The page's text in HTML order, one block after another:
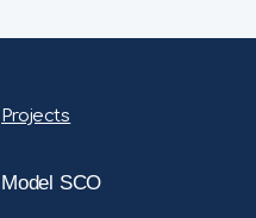
Projects
Model SCO